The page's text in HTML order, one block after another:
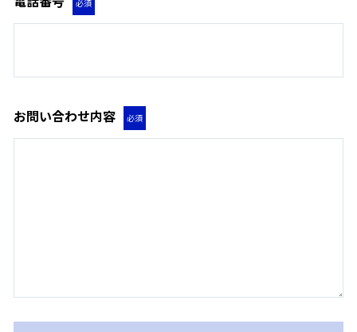
必須
お問い合わせ内容 必須